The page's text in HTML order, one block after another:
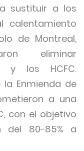
sustituir a los
calentamiento
de Montreal,
eliminar
y los HCFC.
Enmienda de
a una
con el objetivo
del 80-85% a